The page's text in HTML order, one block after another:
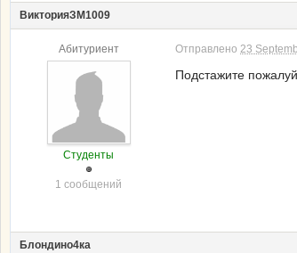
ВикторияЗМ1009
Абитуриент
Студенты
1 сообщений
Отправлено 23
Подстажите
Блондино4ка